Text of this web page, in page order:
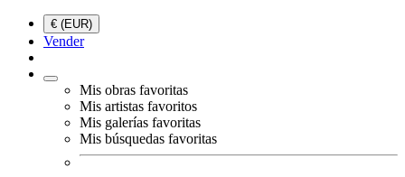
€ (EUR)
Vender
Mis obras favoritas
Mis artistas favoritos
Mis galerías favoritas
Mis búsquedas favoritas